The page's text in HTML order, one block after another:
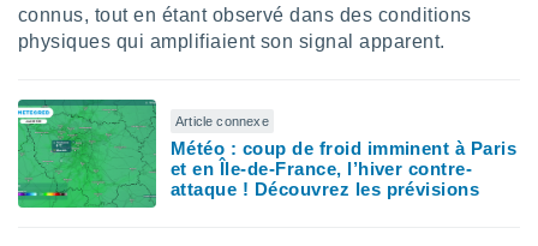
connus, tout en étant observé dans des conditions
physiques qui amplifiaient son signal apparent.
Article connexe
Météo : coup de froid imminent à Paris
et en Île-de-France, l’hiver contre-
attaque ! Découvrez les prévisions